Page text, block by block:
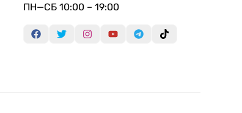
ПН—СБ 10:00 – 19:00